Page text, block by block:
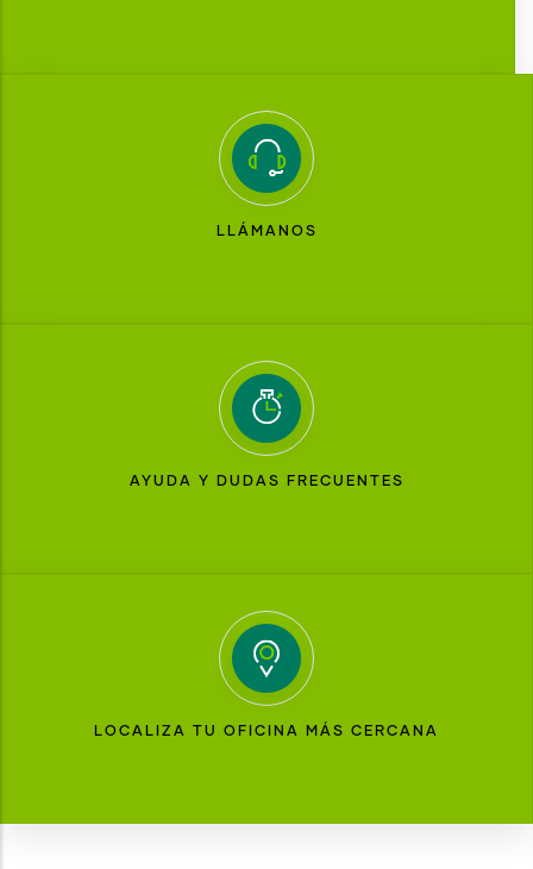
LLÁMANOS
AYUDA Y DUDAS FRECUENTES
LOCALIZA TU OFICINA MÁS CERCANA